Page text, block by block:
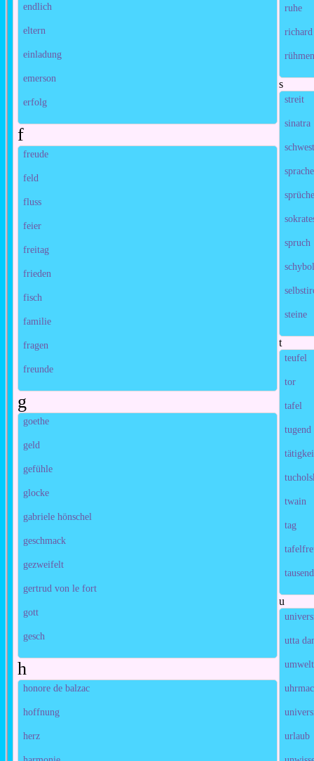
endlich
eltern
einladung
emerson
erfolg
f
freude
feld
fluss
feier
freitag
frieden
fisch
familie
fragen
freunde
g
goethe
geld
gefühle
glocke
gabriele hönschel
geschmack
gezweifelt
gertrud von le fort
gott
gesch
h
honore de balzac
hoffnung
herz
ruhe
s
streit
sinatra
spruch
steine
t
teufel
tor
tafel
tugend
twain
tag
u
utta
umwelt
urlaub